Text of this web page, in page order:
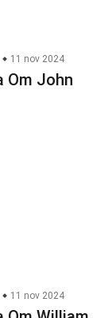
11 nov 2024
Om John
11 nov 2024